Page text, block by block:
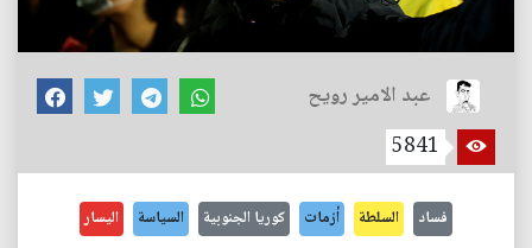
عبد الامير رويح
5841
فساد السلطة أزمات كوريا الجنوبية السياسة اليسار